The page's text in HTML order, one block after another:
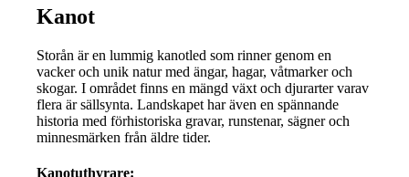
Kanot
Storån är en lummig kanotled som rinner genom en
vacker och unik natur med ängar, hagar, våtmarker och
skogar. I området finns en mängd växt och djurarter varav
flera är sällsynta. Landskapet har även en spännande
historia med förhistoriska gravar, runstenar, sägner och
minnesmärken från äldre tider.
Kanotuthyrare: